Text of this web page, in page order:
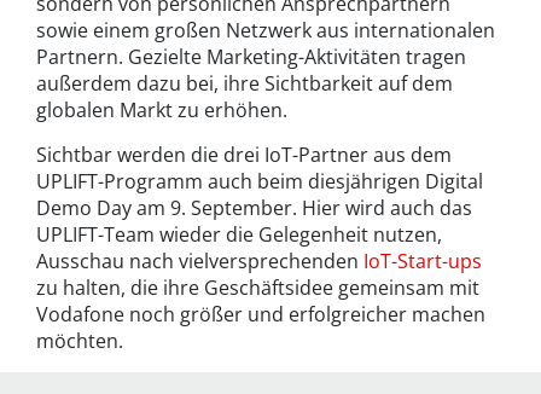
sowie einem großen Netzwerk aus internationalen
Partnern. Gezielte Marketing-Aktivitäten tragen
außerdem dazu bei, ihre Sichtbarkeit auf dem
globalen Markt zu erhöhen.
Sichtbar werden die drei IoT-Partner aus dem
UPLIFT-Programm auch beim diesjährigen Digital
Demo Day am 9. September. Hier wird auch das
UPLIFT-Team wieder die Gelegenheit nutzen,
Ausschau nach vielversprechenden IoT-Start-ups
zu halten, die ihre Geschäftsidee gemeinsam mit
Vodafone noch größer und erfolgreicher machen
möchten.